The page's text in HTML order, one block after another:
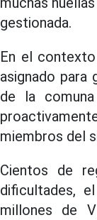
gestionada.
En el
asignado para
de la
miembros del
Cientos de
dificultades,
millones de